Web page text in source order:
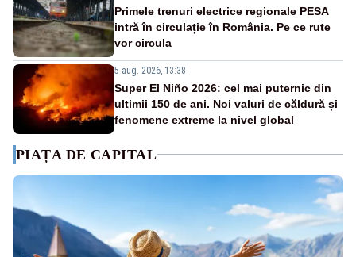
Primele trenuri electrice regionale PESA
intră în circulație în România. Pe ce rute
vor circula
5 aug. 2026, 13:38
Super El Niño 2026: cel mai puternic din
ultimii 150 de ani. Noi valuri de căldură și
fenomene extreme la nivel global
PIAȚA DE CAPITAL